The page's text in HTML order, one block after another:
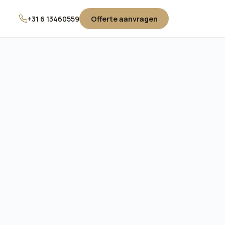
+31 6 13460559 Offerte aanvragen